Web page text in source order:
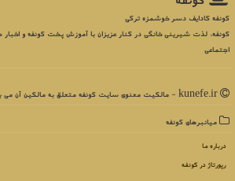
کونفه کادایف دسر خوشمزه ترکی
کونفه، لذت شیرینی خانگی در کنار عزیزان با آموزش پخت کونفه و اخبار
اجتماعی
میانبرهای كونفه
درباره ما
رپورتاژ در كونفه